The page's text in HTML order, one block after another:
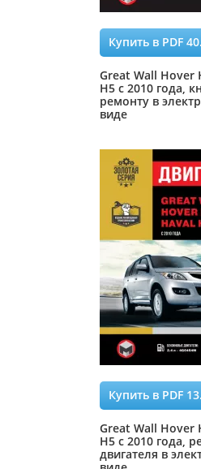
Купить в PDF
Great Wall Hover
H5 с 2010 года,
ремонту в
виде
Купить в PDF
Great Wall Hover
H5 с 2010 года,
двигателя в